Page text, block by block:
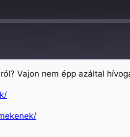
Vajon nem épp azáltal